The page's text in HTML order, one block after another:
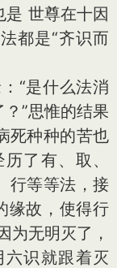
是 世尊在十因
都是“齐识而
“是什么法消
”思惟的结果
死种种的苦也
了有、取、
行等等法，接
缘故，使得行
为无明灭了，
识就跟着灭